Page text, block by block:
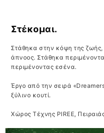
Στέκομαι.
Στάθηκα στην κόψη της
άπνοος. Στάθηκα
περιμένοντας εσένα.
Έργο από την σειρά
ξύλινο κουτί.
Χώρος Τέχνης PIREE,